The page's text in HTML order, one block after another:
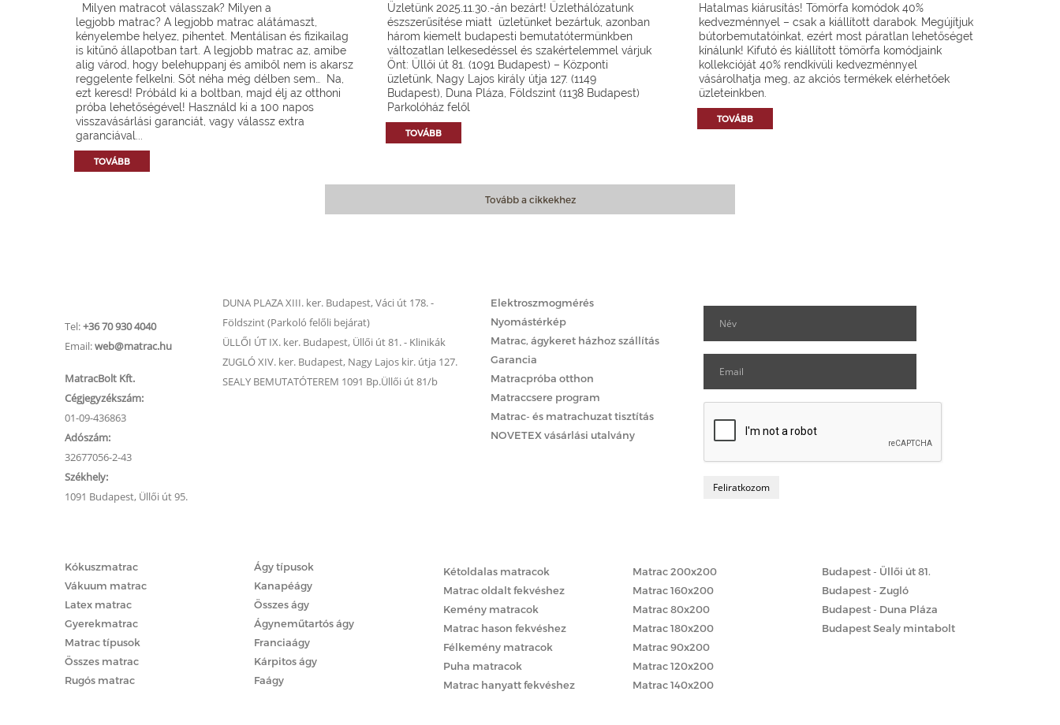
Milyen matracot válasszak? Milyen a
legjobb matrac? A legjobb matrac alátámaszt,
kényelembe helyez, pihentet. Mentálisan és fizikailag
is kitűnő állapotban tart. A legjobb matrac az, amibe
alig várod, hogy belehuppanj és amiből nem is akarsz
reggelente felkelni. Sőt néha még délben sem… Na,
ezt keresd! Próbáld ki a boltban, majd élj az otthoni
próba lehetőségével! Használd ki a 100 napos
visszavásárlási garanciát, vagy válassz extra
garanciával...
TOVÁBB
Üzletünk 2025.11.30.-án bezárt! Üzlethálózatunk
észszerűsítése miatt üzletünket bezártuk, azonban
három kiemelt budapesti bemutatótermünkben
változatlan lelkesedéssel és szakértelemmel várjuk
Önt: Üllői út 81. (1091 Budapest) – Központi
üzletünk, Nagy Lajos király útja 127. (1149
Budapest), Duna Pláza, Földszint (1138 Budapest)
Parkolóház felől
TOVÁBB
Hatalmas kiárusítás! Tömörfa komódok 40%
kedvezménnyel – csak a kiállított darabok. Megújítjuk
bútorbemutatóinkat, ezért most páratlan lehetőséget
kínálunk! Kifutó és kiállított tömörfa komódjaink
kollekcióját 40% rendkívüli kedvezménnyel
vásárolhatja meg, az akciós termékek elérhetőek
üzleteinkben.
TOVÁBB
Tovább a cikkekhez
Tel:+36 70 930 4040
Email:web@matrac.hu
MatracBolt Kft.
Cégjegyzékszám:
01-09-436863
Adószám:
32677056-2-43
Székhely:
1091 Budapest, Üllői út 95.
DUNA PLAZA XIII. ker. Budapest, Váci út 178. -
Földszint (Parkoló felőli bejárat)
ÜLLŐI ÚT IX. ker. Budapest, Üllői út 81. - Klinikák
ZUGLÓ XIV. ker. Budapest, Nagy Lajos kir. útja 127.
SEALY BEMUTATÓTEREM 1091 Bp.Üllői út 81/b
Elektroszmogmérés
Nyomástérkép
Matrac, ágykeret házhoz szállítás
Garancia
Matracpróba otthon
Matraccsere program
Matrac- és matrachuzat tisztítás
NOVETEX vásárlási utalvány
Kókuszmatrac
Vákuum matrac
Latex matrac
Gyerekmatrac
Matrac típusok
Összes matrac
Rugós matrac
Ágy típusok
Kanapéágy
Összes ágy
Ágyneműtartós ágy
Franciaágy
Kárpitos ágy
Faágy
Kétoldalas matracok
Matrac oldalt fekvéshez
Kemény matracok
Matrac hason fekvéshez
Félkemény matracok
Puha matracok
Matrac hanyatt fekvéshez
Matrac 200x200
Matrac 160x200
Matrac 80x200
Matrac 180x200
Matrac 90x200
Matrac 120x200
Matrac 140x200
Budapest - Üllői út 81.
Budapest - Zugló
Budapest - Duna Pláza
Budapest Sealy mintabolt